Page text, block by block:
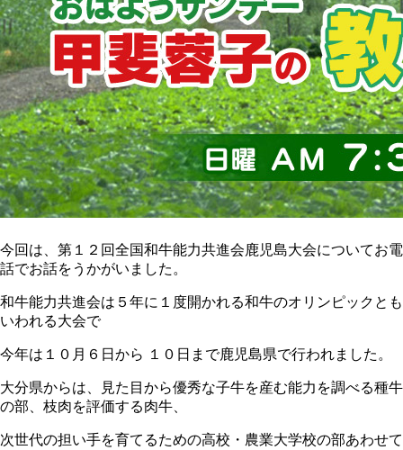
今回は、第１２回全国和牛能力共進会鹿児島大会についてお電
話でお話をうかがいました。
和牛能力共進会は５年に１度開かれる和牛のオリンピックとも
いわれる大会で
今年は１０月６日から １０日まで鹿児島県で行われました。
大分県からは、見た目から優秀な子牛を産む能力を調べる種牛
の部、枝肉を評価する肉牛、
次世代の担い手を育てるための高校・農業大学校の部あわせて